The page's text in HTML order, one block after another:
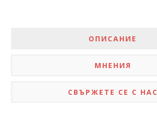
ОПИСАНИЕ
МНЕНИЯ
СВЪРЖЕТЕ СЕ С НАС